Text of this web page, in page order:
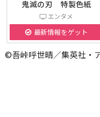
鬼滅の刃 特製色紙
エンタメ
最新情報をゲット
©吾峠呼世晴／集英社・